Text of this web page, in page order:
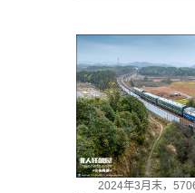
2024年3月末，